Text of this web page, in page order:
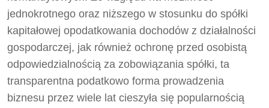
jednokrotnego oraz niższego w stosunku do spółki
kapitałowej opodatkowania dochodów z działalności
gospodarczej, jak również ochronę przed osobistą
odpowiedzialnością za zobowiązania spółki, ta
transparentna podatkowo forma prowadzenia
biznesu przez wiele lat cieszyła się popularnością